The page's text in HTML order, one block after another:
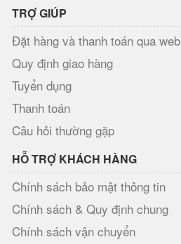
TRỢ GIÚP
Đặt hàng và thanh toán qua web
Quy định giao hàng
Tuyển dụng
Thanh toán
Câu hỏi thường gặp
HỖ TRỢ KHÁCH HÀNG
Chính sách bảo mật thông tin
Chính sách & Quy định chung
Chính sách vận chuyển